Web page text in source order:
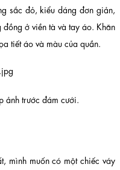
sắc đỏ, kiểu dáng đơn giản,
đồng ở viền tà và tay áo. Khăn
tiết áo và màu của quần.
ảnh trước đám cưới.
mình muốn có một chiếc váy